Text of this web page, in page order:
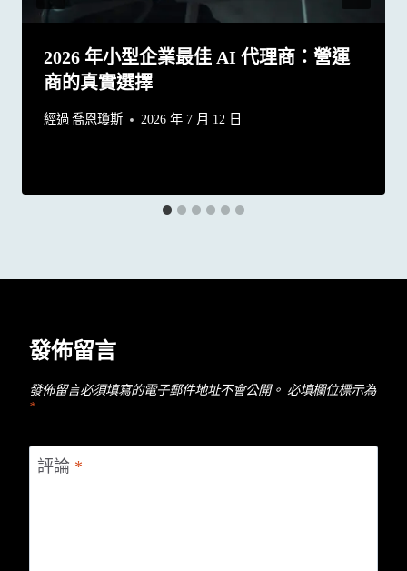
2026 年小型企業最佳 AI 代理商：營運
商的真實選擇
經過喬恩瓊斯 2026 年 7 月 12 日
發佈留言
發佈留言必須填寫的電子郵件地址不會公開。 必填欄位標示為
*
評論 *